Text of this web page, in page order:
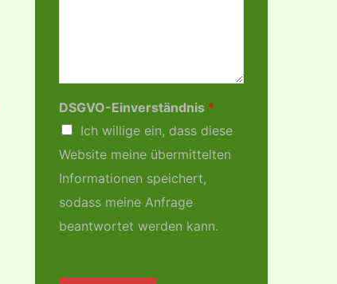
DSGVO-Einverständnis *
Ich willige ein, dass diese
Website meine übermittelten
Informationen speichert,
sodass meine Anfrage
beantwortet werden kann.